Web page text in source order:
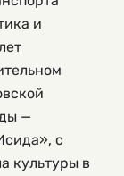
и
—
с
культуры в